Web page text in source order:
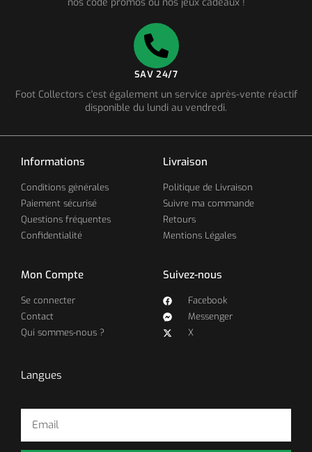
nos code promos ou nos jeux cadeaux !
SAV 24/7
Foot Collectors c'est également un service après-vente réactif
disponible du lundi au vendredi.
Informations
Conditions générales
Paiement sécurisé
Questions fréquentes
Confidentialité
Livraison
Politique de Livraison
Suivre ma commande
Retours
Mentions Légales
Mon Compte
Se connecter
Contact
Qui sommes-nous ?
Suivez-nous
Facebook
Messenger
X
Langues